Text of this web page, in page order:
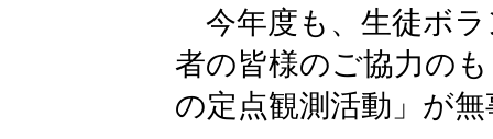
今年度も、生徒ボ
者の皆様のご協力の
の定点観測活動」が